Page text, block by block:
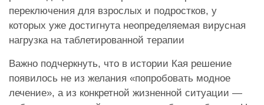
переключения для взрослых и подростков, у
которых уже достигнута неопределяемая вирусная
нагрузка на таблетированной терапии
Важно подчеркнуть, что в истории Кая решение
появилось не из желания «попробовать модное
лечение», а из конкретной жизненной ситуации —